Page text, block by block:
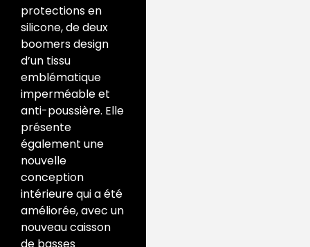
protections en
silicone, de deux
boomers design
d’un tissu
emblématique
imperméable et
anti-poussière. Elle
présente
également une
nouvelle
conception
intérieure qui a été
améliorée, avec un
nouveau caisson